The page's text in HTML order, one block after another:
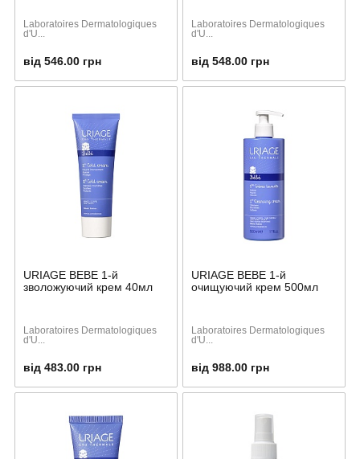
Laboratoires Dermatologiques
d'U...
від 546.00 грн
Laboratoires Dermatologiques
d'U...
від 548.00 грн
URIAGE BEBE 1-й
зволожуючий крем 40мл
Laboratoires Dermatologiques
d'U...
від 483.00 грн
URIAGE BEBE 1-й
очищуючий крем 500мл
Laboratoires Dermatologiques
d'U...
від 988.00 грн